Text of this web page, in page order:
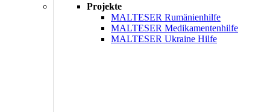
Projekte
MALTESER Rumänienhilfe
MALTESER Medikamentenhilfe
MALTESER Ukraine Hilfe